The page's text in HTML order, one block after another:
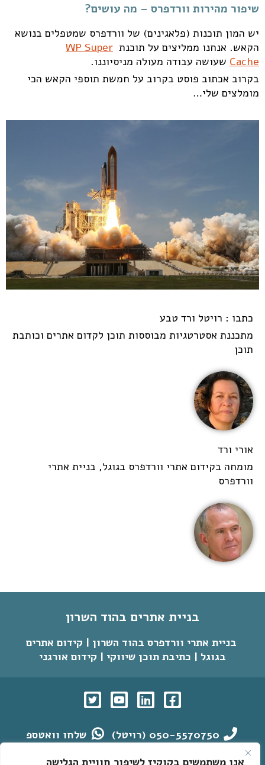
אנו משתמשים בקוקיז לשיפור חוויית הגלישה
שיפור מהירות וורדפרס – מה עושים?
יש המון תוכנות (פלאגינים) של וורדפרס שמטפלים בנושא
הקאש. אנחנו ממליצים על תוכנת WP Super
Cache שעושה עבודה מעולה מניסיוננו.
בקרוב אכתוב פוסט בקרוב על חמשת תוספי הקאש הכי
מומלצים שלי…
כתבו : רויטל ורד טבע
מתכננת אסטרטגיות מבוססות תוכן לקדום אתרים וכותבת
תוכן
אורי ורד
מומחה בקידום אתרי וורדפרס בגוגל, בניית אתרי
וורדפרס
בניית אתרים בהוד השרון
בניית אתרי וורדפרס בהוד השרון | קידום אתרים
בגוגל | כתיבת תוכן שיווקי | קידום אורגני
050-5570750 (רויטל)
שלחו וואטספ